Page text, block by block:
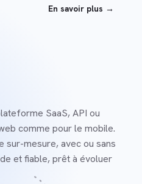
En savoir plus →
SaaS, API ou
comme pour le mobile.
mesure, avec ou sans
et fiable, prêt à évoluer